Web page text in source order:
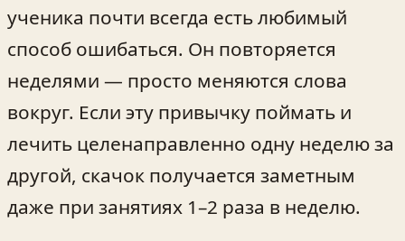
ученика почти всегда есть любимый
способ ошибаться. Он повторяется
неделями — просто меняются слова
вокруг. Если эту привычку поймать и
лечить целенаправленно одну неделю за
другой, скачок получается заметным
даже при занятиях 1–2 раза в неделю.